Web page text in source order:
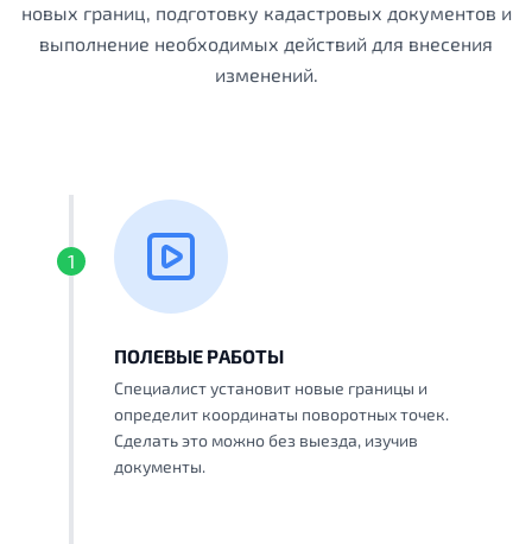
новых границ, подготовку кадастровых документов и
выполнение необходимых действий для внесения
изменений.
1
ПОЛЕВЫЕ РАБОТЫ
Специалист установит новые границы и
определит координаты поворотных точек.
Сделать это можно без выезда, изучив
документы.